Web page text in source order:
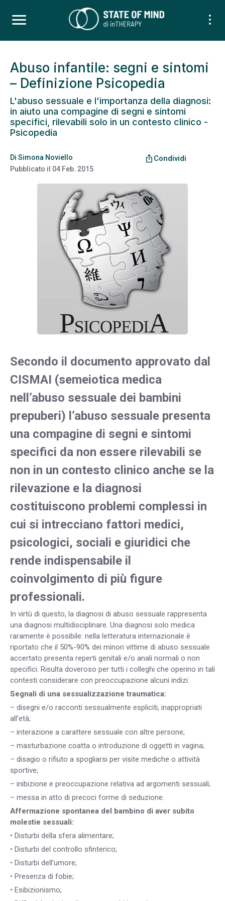
Abuso infantile: segni e sintomi
– Definizione Psicopedia
L'abuso sessuale e l'importanza della diagnosi:
in aiuto una compagine di segni e sintomi
specifici, rilevabili solo in un contesto clinico -
Psicopedia
Di Simona Noviello
Pubblicato il 04 Feb. 2015
ios_share Condividi
Secondo il documento approvato dal
CISMAI (semeiotica medica
nell’abuso sessuale dei bambini
prepuberi) l’abuso sessuale presenta
una compagine di segni e sintomi
specifici da non essere rilevabili se
non in un contesto clinico anche se la
rilevazione e la diagnosi
costituiscono problemi complessi in
cui si intrecciano fattori medici,
psicologici, sociali e giuridici che
rende indispensabile il
coinvolgimento di più figure
professionali.
In virtù di questo, la diagnosi di abuso sessuale rappresenta
una diagnosi multidisciplinare. Una diagnosi solo medica
raramente è possibile: nella letteratura internazionale è
riportato che il 50%-90% dei minori vittime di abuso sessuale
accertato presenta reperti genitali e/o anali normali o non
specifici. Risulta doveroso per tutti i colleghi che operino in tali
contesti considerare con preoccupazione alcuni indizi:
Segnali di una sessualizzazione traumatica:
– disegni e/o racconti sessualmente espliciti, inappropriati
all’età;
– interazione a carattere sessuale con altre persone;
– masturbazione coatta o introduzione di oggetti in vagina;
– disagio o rifiuto a spogliarsi per visite mediche o attività
sportive;
– inibizione e preoccupazione relativa ad argomenti sessuali;
– messa in atto di precoci forme di seduzione.
Affermazione spontanea del bambino di aver subito
molestie sessuali:
• Disturbi della sfera alimentare;
• Disturbi del controllo sfinterico;
• Disturbi dell’umore;
• Presenza di fobie;
• Esibizionismo;